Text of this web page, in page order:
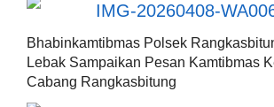
Bhabinkamtibmas Polsek
Lebak Sampaikan Pesan Kamtibmas
Cabang Rangkasbitung